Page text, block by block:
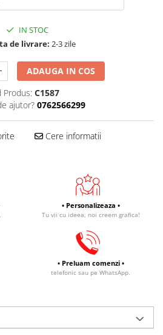
IN STOC
de livrare: 2-3 zile
ADAUGA IN COS
Produs: C1587
ajutor? 0762566299
Cere informatii
• Personalizeaza •
Tu vii cu ideea, noi creem grafica!
• Preluam comenzi •
telefonic sau pe WhatsApp.